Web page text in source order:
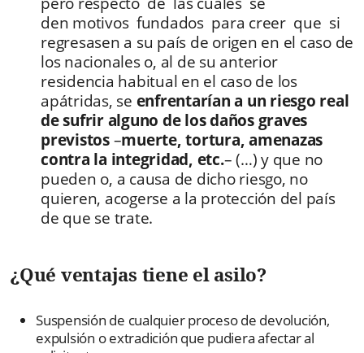
den motivos fundados para creer que si
regresasen a su país de origen en el caso de
los nacionales o, al de su anterior
residencia habitual en el caso de los
apátridas, se enfrentarían a un riesgo real
de sufrir alguno de los daños graves
previstos–muerte, tortura, amenazas
contra la integridad, etc.– (…) y que no
pueden o, a causa de dicho riesgo, no
quieren, acogerse a la protección del país
de que se trate.
¿Qué ventajas tiene el asilo?
Suspensión de cualquier proceso de devolución,
expulsión o extradición que pudiera afectar al